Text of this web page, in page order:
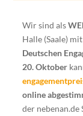
Wir sind als
Halle (Saale)
Deutschen
20. Oktober
online
der